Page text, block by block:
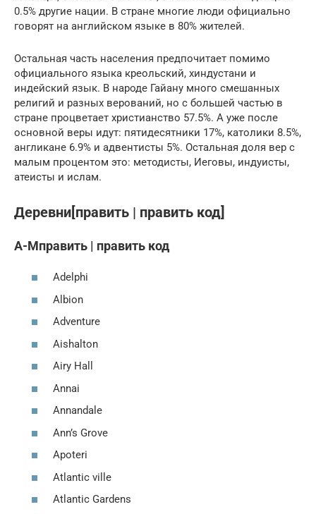
0.5% другие нации. В стране многие люди официально
говорят на английском языке в 80% жителей.
Остальная часть населения предпочитает помимо
официального языка креольский, хиндустани и
индейский язык. В народе Гайану много смешанных
религий и разных верований, но с большей частью в
стране процветает христианство 57.5%. А уже после
основной веры идут: пятидесятники 17%, католики 8.5%,
англикане 6.9% и адвентисты 5%. Остальная доля вер с
малым процентом это: методисты, Иеговы, индуисты,
атеисты и ислам.
Деревни[править | править код]
А-Мправить | править код
Adelphi
Albion
Adventure
Aishalton
Airy Hall
Annai
Annandale
Ann’s Grove
Apoteri
Atlantic ville
Atlantic Gardens